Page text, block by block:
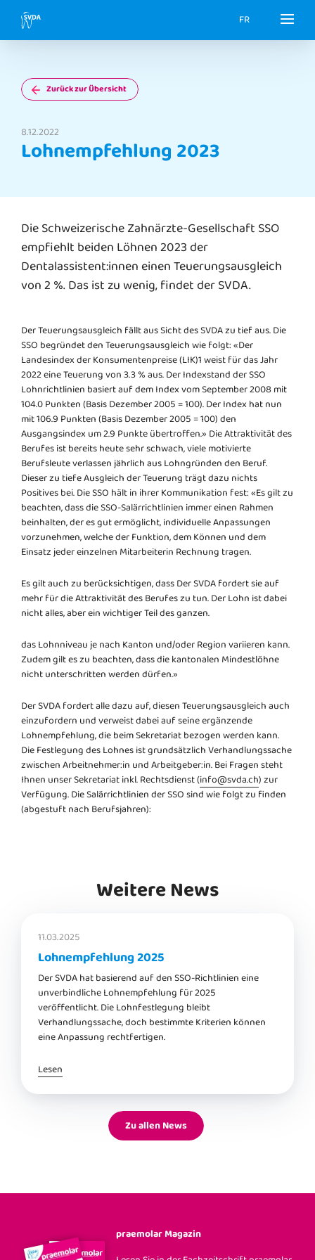
FR
Zurück zur Übersicht
8.12.2022
Lohnempfehlung 2023
Die Schweizerische Zahnärzte-Gesellschaft SSO
empfiehlt beiden Löhnen 2023 der
Dentalassistent:innen einen Teuerungsausgleich
von 2 %. Das ist zu wenig, findet der SVDA.
Der Teuerungsausgleich fällt aus Sicht des SVDA zu tief aus. Die
SSO begründet den Teuerungsausgleich wie folgt: «Der
Landesindex der Konsumentenpreise (LIK)1 weist für das Jahr
2022 eine Teuerung von 3.3 % aus. Der Indexstand der SSO
Lohnrichtlinien basiert auf dem Index vom September 2008 mit
104.0 Punkten (Basis Dezember 2005 = 100). Der Index hat nun
mit 106.9 Punkten (Basis Dezember 2005 = 100) den
Ausgangsindex um 2.9 Punkte übertroffen.» Die Attraktivität des
Berufes ist bereits heute sehr schwach, viele motivierte
Berufsleute verlassen jährlich aus Lohngründen den Beruf.
Dieser zu tiefe Ausgleich der Teuerung trägt dazu nichts
Positives bei. Die SSO hält in ihrer Kommunikation fest: «Es gilt zu
beachten, dass die SSO-Salärrichtlinien immer einen Rahmen
beinhalten, der es gut ermöglicht, individuelle Anpassungen
vorzunehmen, welche der Funktion, dem Können und dem
Einsatz jeder einzelnen Mitarbeiterin Rechnung tragen.
Es gilt auch zu berücksichtigen, dass Der SVDA fordert sie auf
mehr für die Attraktivität des Berufes zu tun. Der Lohn ist dabei
nicht alles, aber ein wichtiger Teil des ganzen.
das Lohnniveau je nach Kanton und/oder Region variieren kann.
Zudem gilt es zu beachten, dass die kantonalen Mindestlöhne
nicht unterschritten werden dürfen.»
Der SVDA fordert alle dazu auf, diesen Teuerungsausgleich auch
einzufordern und verweist dabei auf seine ergänzende
Lohnempfehlung, die beim Sekretariat bezogen werden kann.
Die Festlegung des Lohnes ist grundsätzlich Verhandlungssache
zwischen Arbeitnehmer:in und Arbeitgeber:in. Bei Fragen steht
Ihnen unser Sekretariat inkl. Rechtsdienst (info@svda.ch) zur
Verfügung. Die Salärrichtlinien der SSO sind wie folgt zu finden
(abgestuft nach Berufsjahren):
Weitere News
11.03.2025
Lohnempfehlung 2025
Der SVDA hat basierend auf den SSO-Richtlinien eine
unverbindliche Lohnempfehlung für 2025
veröffentlicht. Die Lohnfestlegung bleibt
Verhandlungssache, doch bestimmte Kriterien können
eine Anpassung rechtfertigen.
Lesen
Zu allen News
praemolar Magazin